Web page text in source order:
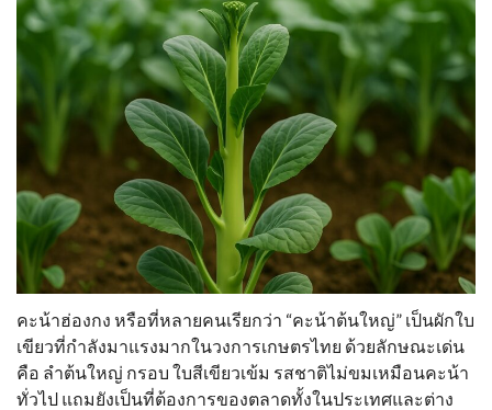
คะน้าฮ่องกง หรือที่หลายคนเรียกว่า “คะน้าต้นใหญ่” เป็นผักใบ
เขียวที่กำลังมาแรงมากในวงการเกษตรไทย ด้วยลักษณะเด่น
คือ ลำต้นใหญ่ กรอบ ใบสีเขียวเข้ม รสชาติไม่ขมเหมือนคะน้า
ทั่วไป แถมยังเป็นที่ต้องการของตลาดทั้งในประเทศและต่าง